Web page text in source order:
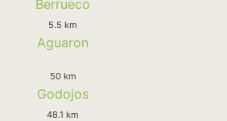
Berrueco
5.5 km
Aguaron
50 km
Godojos
48.1 km